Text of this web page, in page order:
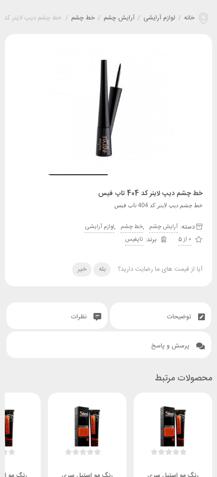
خانه / لوازم آرایشی / آرایش چشم / خط چشم / خط چشم ديپ لاينر کد 404 تاپ فیس
خط چشم ديپ لاينر کد 404 تاپ فیس
خط چشم ديپ لاينر کد 404 تاپ فیس
دسته: آرایش چشم ,خط چشم ,لوازم آرایشی
0 از 5
تاپفیس
آیا از قیمت های ما رضایت دارید؟ بله خیر
توضیحات نظرات
پرسش و پاسخ
محصولات مرتبط